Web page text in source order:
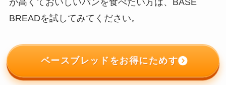
BREADを試してみてください。
ベースブレッドをお得にためす